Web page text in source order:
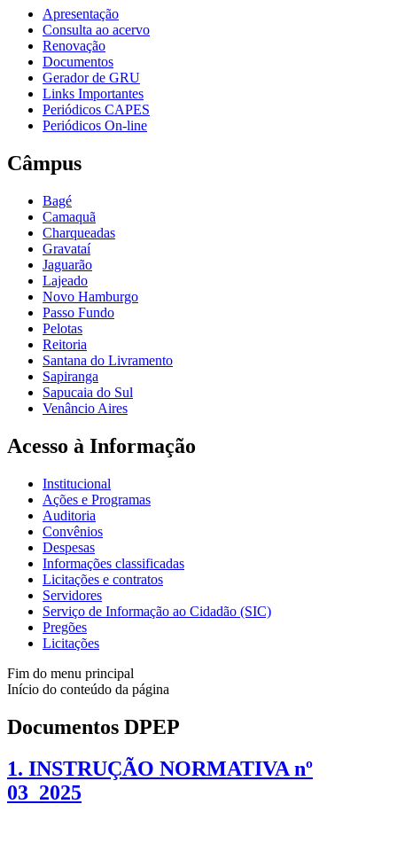
Apresentação
Consulta ao acervo
Renovação
Documentos
Gerador de GRU
Links Importantes
Periódicos CAPES
Periódicos On-line
Câmpus
Bagé
Camaquã
Charqueadas
Gravataí
Jaguarão
Lajeado
Novo Hamburgo
Passo Fundo
Pelotas
Reitoria
Santana do Livramento
Sapiranga
Sapucaia do Sul
Venâncio Aires
Acesso à Informação
Institucional
Ações e Programas
Auditoria
Convênios
Despesas
Informações classificadas
Licitações e contratos
Servidores
Serviço de Informação ao Cidadão (SIC)
Pregões
Licitações
Fim do menu principal
Início do conteúdo da página
Documentos DPEP
1. INSTRUÇÃO NORMATIVA nº
03_2025